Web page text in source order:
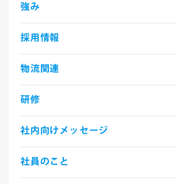
強み
採用情報
物流関連
研修
社内向けメッセージ
社員のこと